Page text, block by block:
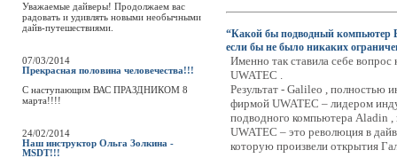
Уважаемые дайверы! Продолжаем вас
радовать и удивлять новыми необычными
дайв-путешествиями.
07/03/2014
Прекрасная половина человечества!!!
C наступающим ВАС ПРАЗДНИКОМ 8
марта!!!!
24/02/2014
Наш инструктор Ольга Золкина -
MSDT!!!
“Какой бы подводный компьютер
если бы не было никаких
Именно так ставила себе
UWATEC .
Результат - Galileo , полностью
фирмой UWATEC – лидером
подводного компьютера Aladin ,
UWATEC – это революция в
которую произвели открытия